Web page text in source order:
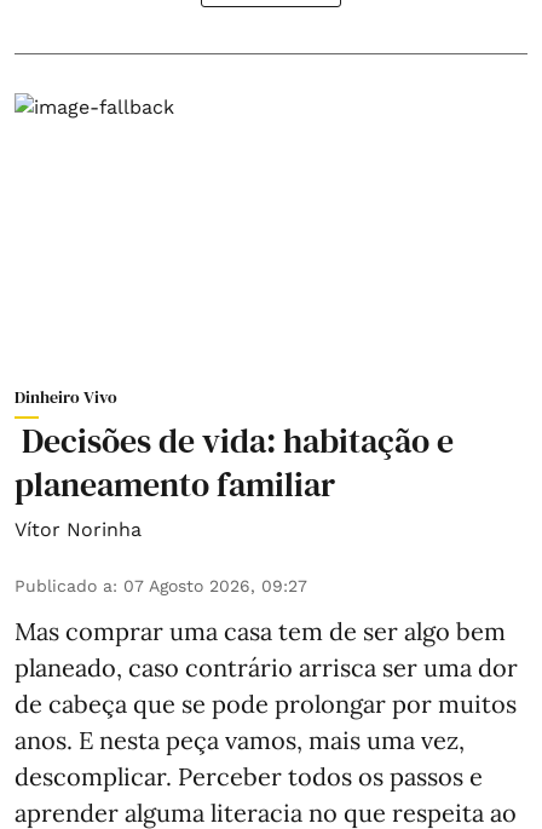
Dinheiro Vivo
Decisões de vida: habitação e
planeamento familiar
Vítor Norinha
Publicado a: 07 Agosto 2026, 09:27
Mas comprar uma casa tem de ser algo bem
planeado, caso contrário arrisca ser uma dor
de cabeça que se pode prolongar por muitos
anos. E nesta peça vamos, mais uma vez,
descomplicar. Perceber todos os passos e
aprender alguma literacia no que respeita ao